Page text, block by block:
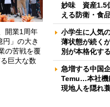
開業1周年
円」の大き
の苦戦を覆
巨大な数
妙味 資産1.5
える防衛・食
小学生に人気
薄状態が続く
別が本格化す
急増する中国
Temu…本社機
現地人を隠れ